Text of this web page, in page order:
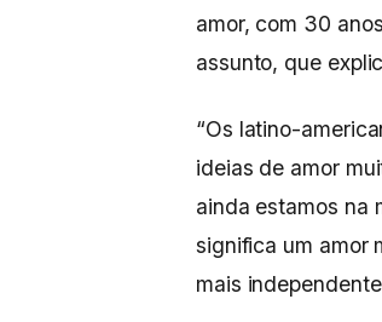
amor, com 30
assunto, que
“Os latino-
ideias de amor
ainda estamos na
significa um amor
mais